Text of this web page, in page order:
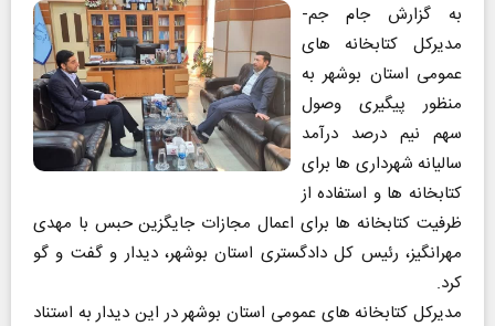
به گزارش جام جم-
مدیرکل کتابخانه های
عمومی استان بوشهر به
منظور پیگیری وصول
سهم نیم درصد درآمد
سالیانه شهرداری ها برای
کتابخانه ها و استفاده از
ظرفیت کتابخانه ها برای اعمال مجازات جایگزین حبس با مهدی
مهرانگیز، رئیس کل دادگستری استان بوشهر، دیدار و گفت و گو
کرد.
مدیرکل کتابخانه های عمومی استان بوشهر در این دیدار به استناد